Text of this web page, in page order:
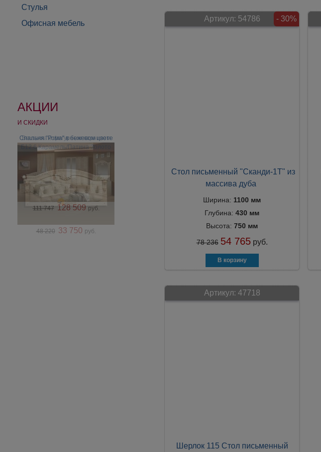
Стулья
Офисная мебель
АКЦИИ
И СКИДКИ
Вешалка с фигурным карнизом
Б12.6 Карамель/Патина Золото
48 220 33 750 руб.
Cпальня "Рома" в бежевом цвете
111 747 128 509руб.
Артикул: 54786 - 30%
Стол письменный "Сканди-1Т" из
массива дуба
Ширина: 1100 мм
Глубина: 430 мм
Высота: 750 мм
78 236 54 765 руб.
Артикул: 47718
Шерлок 115 Стол письменный